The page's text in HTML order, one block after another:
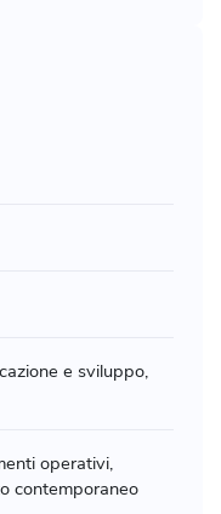
e sviluppo,
operativi,
contemporaneo